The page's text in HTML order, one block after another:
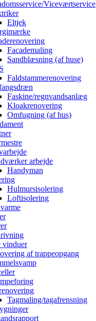
Viceværtservice
Eltjek
Facademaling
Sandblæsning (af huse)
Faldstammerenovering
Faskine/regnvandsanlæg
Kloakrenovering
Omfugning (af hus)
arbejde
Handyman
Hulmursisolering
Loftisolering
vinduer
af trappeopgang
Tagmaling/tagafrensning